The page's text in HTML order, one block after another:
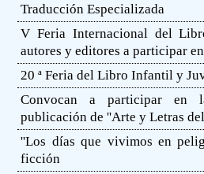
Traducción Especializada
V Feria Internacional del
autores y editores a participar
20 ª Feria del Libro Infantil y
Convocan a participar en
publicación de ''Arte y Letras
''Los días que vivimos en
ficción